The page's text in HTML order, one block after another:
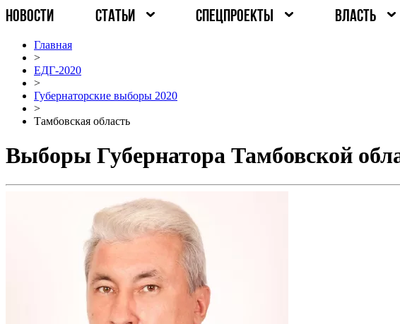
НОВОСТИ СТАТЬИ СПЕЦПРОЕКТЫ ВЛАСТЬ
Главная
>
ЕДГ-2020
>
Губернаторские выборы 2020
>
Тамбовская область
Выборы Губернатора Тамбовской